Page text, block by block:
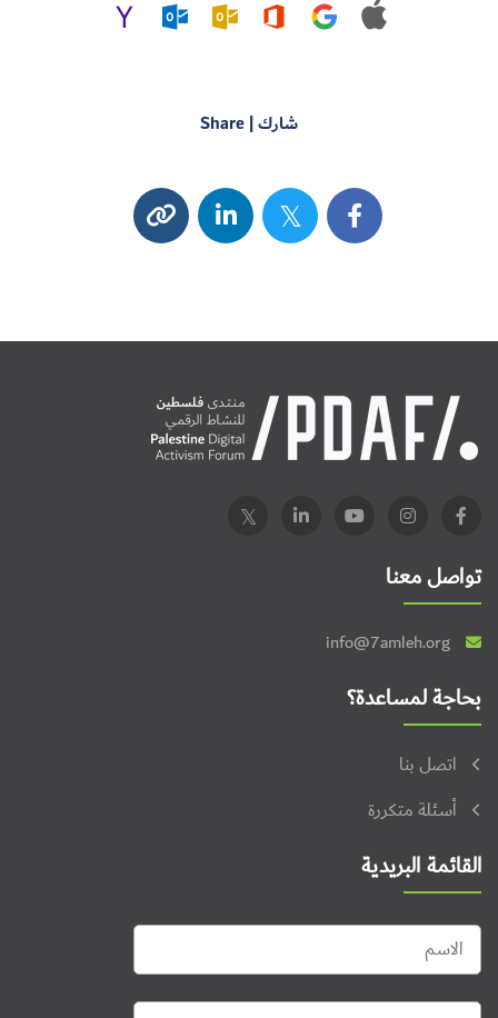
شارك | Share
تواصل معنا
info@7amleh.org
بحاجة لمساعدة؟
اتصل بنا
أسئلة متكررة
القائمة البريدية